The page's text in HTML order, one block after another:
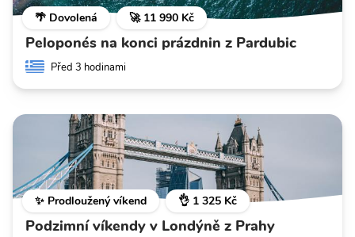
🌴 Dovolená 🚀 11 990 Kč
Peloponés na konci prázdnin z Pardubic
Před 3 hodinami
✨ Prodloužený víkend 👌 1 325 Kč
Podzimní víkendy v Londýně z Prahy